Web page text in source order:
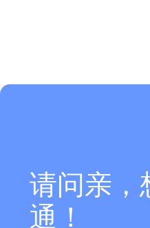
请问亲，
通！